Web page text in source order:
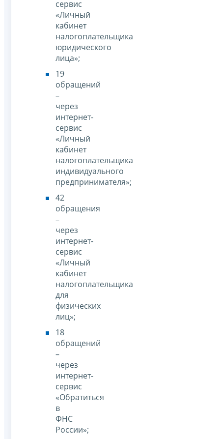
сервис
«Личный
кабинет
налогоплательщика
юридического
лица»;
19
обращений
–
через
интернет-
сервис
«Личный
кабинет
налогоплательщика
индивидуального
предпринимателя»;
42
обращения
–
через
интернет-
сервис
«Личный
кабинет
налогоплательщика
для
физических
лиц»;
18
обращений
–
через
интернет-
сервис
«Обратиться
в
ФНС
России»;